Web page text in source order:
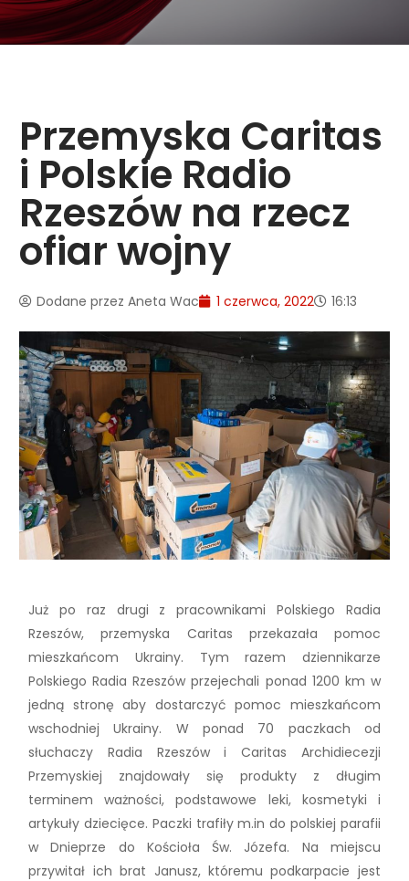
Przemyska Caritas
i Polskie Radio
Rzeszów na rzecz
ofiar wojny
Dodane przez Aneta Wac 1 czerwca, 2022 16:13
Już po raz drugi z pracownikami Polskiego Radia
Rzeszów, przemyska Caritas przekazała pomoc
mieszkańcom Ukrainy. Tym razem dziennikarze
Polskiego Radia Rzeszów przejechali ponad 1200 km w
jedną stronę aby dostarczyć pomoc mieszkańcom
wschodniej Ukrainy. W ponad 70 paczkach od
słuchaczy Radia Rzeszów i Caritas Archidiecezji
Przemyskiej znajdowały się produkty z długim
terminem ważności, podstawowe leki, kosmetyki i
artykuły dziecięce. Paczki trafiły m.in do polskiej parafii
w Dnieprze do Kościoła Św. Józefa. Na miejscu
przywitał ich brat Janusz, któremu podkarpacie jest